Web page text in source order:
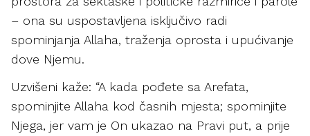
– ona su uspostavljena isključivo radi
spominjanja Allaha, traženja oprosta i upućivanje
dove Njemu.
Uzvišeni kaže: “A kada pođete sa Arefata,
spominjite Allaha kod časnih mjesta; spominjite
Njega, jer vam je On ukazao na Pravi put, a prije